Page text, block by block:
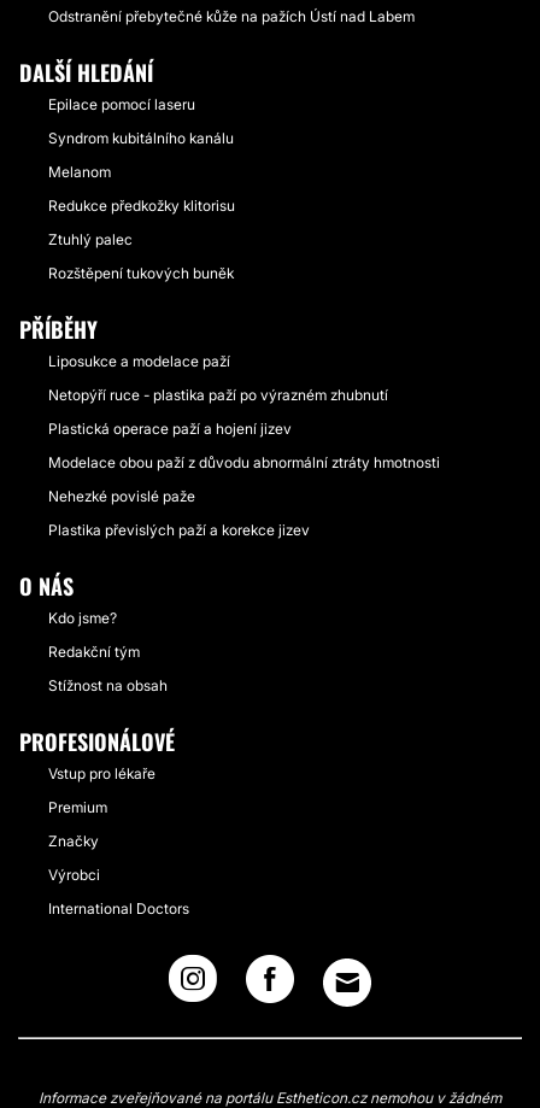
Odstranění přebytečné kůže na pažích Ústí nad Labem
DALŠÍ HLEDÁNÍ
Epilace pomocí laseru
Syndrom kubitálního kanálu
Melanom
Redukce předkožky klitorisu
Ztuhlý palec
Rozštěpení tukových buněk
PŘÍBĚHY
Liposukce a modelace paží
Netopýří ruce - plastika paží po výrazném zhubnutí
Plastická operace paží a hojení jizev
Modelace obou paží z důvodu abnormální ztráty hmotnosti
Nehezké povislé paže
Plastika převislých paží a korekce jizev
O NÁS
Kdo jsme?
Redakční tým
Stížnost na obsah
PROFESIONÁLOVÉ
Vstup pro lékaře
Premium
Značky
Výrobci
International Doctors
Informace zveřejňované na portálu Estheticon.cz nemohou v žádném